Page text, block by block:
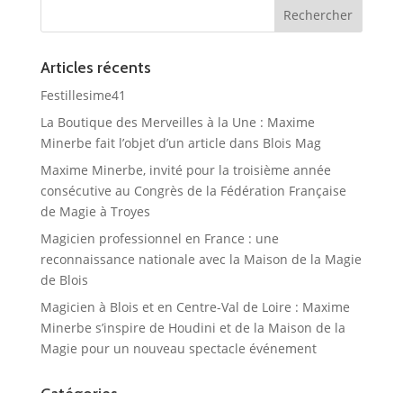
Articles récents
Festillesime41
La Boutique des Merveilles à la Une : Maxime
Minerbe fait l’objet d’un article dans Blois Mag
Maxime Minerbe, invité pour la troisième année
consécutive au Congrès de la Fédération Française
de Magie à Troyes
Magicien professionnel en France : une
reconnaissance nationale avec la Maison de la Magie
de Blois
Magicien à Blois et en Centre-Val de Loire : Maxime
Minerbe s’inspire de Houdini et de la Maison de la
Magie pour un nouveau spectacle événement